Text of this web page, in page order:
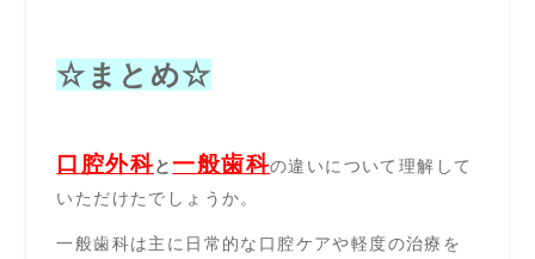
☆まとめ☆
口腔外科と一般歯科の違いについて理解して
いただけたでしょうか。
一般歯科は主に日常的な口腔ケアや軽度の治療を